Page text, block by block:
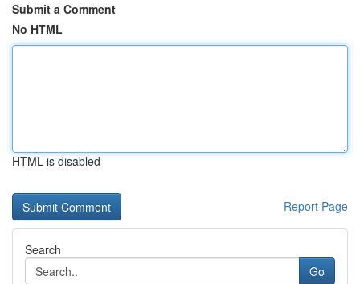
Submit a Comment
No HTML
HTML is disabled
Report Page
Search
Go